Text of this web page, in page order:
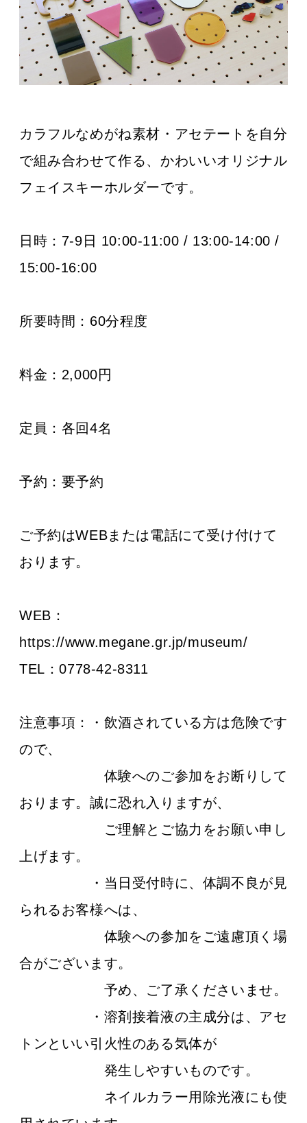
カラフルなめがね素材・アセテートを自分
で組み合わせて作る、かわいいオリジナル
フェイスキーホルダーです。
日時：7-9日 10:00-11:00 / 13:00-14:00 /
15:00-16:00
所要時間：60分程度
料金：2,000円
定員：各回4名
予約：要予約
ご予約はWEBまたは電話にて受け付けて
おります。
WEB：
https://www.megane.gr.jp/museum/
TEL：0778-42-8311
注意事項：・飲酒されている方は危険です
ので、
体験へのご参加をお断りして
おります。誠に恐れ入りますが、
ご理解とご協力をお願い申し
上げます。
・当日受付時に、体調不良が見
られるお客様へは、
体験への参加をご遠慮頂く場
合がございます。
予め、ご了承くださいませ。
・溶剤接着液の主成分は、アセ
トンといい引火性のある気体が
発生しやすいものです。
ネイルカラー用除光液にも使